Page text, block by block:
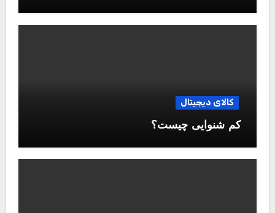
کالای دیجیتال
کم شنوایی چیست؟